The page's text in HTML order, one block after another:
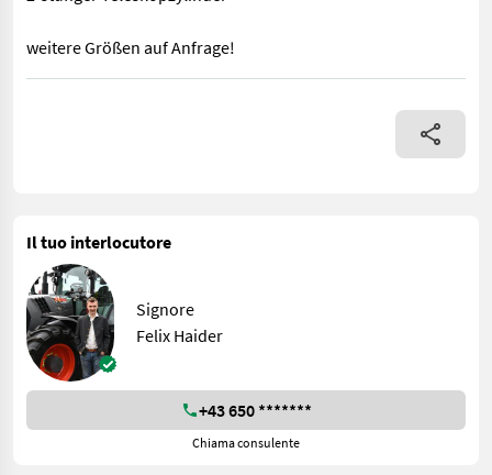
weitere Größen auf Anfrage!
Göweil Erdschaufel GHU 10/2200mm Breite 2200mm Tiefe
Il tuo interlocutore
Signore
Felix Haider
+43 650 *******
Chiama consulente